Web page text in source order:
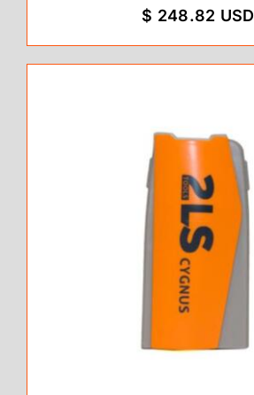
$ 248.82 USD